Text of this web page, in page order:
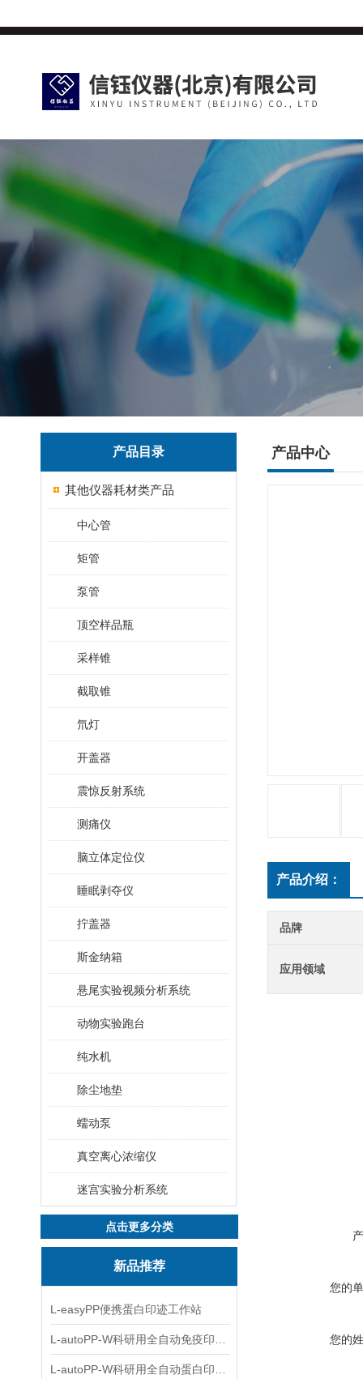
产品目录
其他仪器耗材类产品
中心管
矩管
泵管
顶空样品瓶
采样锥
截取锥
氘灯
开盖器
震惊反射系统
测痛仪
脑立体定位仪
睡眠剥夺仪
拧盖器
斯金纳箱
悬尾实验视频分析系统
动物实验跑台
纯水机
除尘地垫
蠕动泵
真空离心浓缩仪
迷宫实验分析系统
点击更多分类
新品推荐
L-easyPP便携蛋白印迹工作站
产品中心
产品介绍：
品牌
应用领域
您的
您的